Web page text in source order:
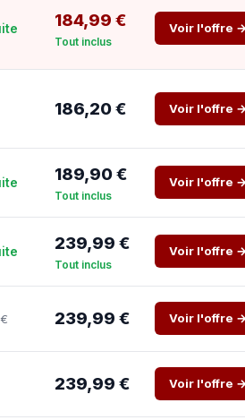
184,99 €
Tout inclus
Voir l'offre
186,20 € Voir l'offre
189,90 €
Tout inclus
Voir l'offre
239,99 €
Tout inclus
Voir l'offre
239,99 € Voir l'offre
239,99 € Voir l'offre